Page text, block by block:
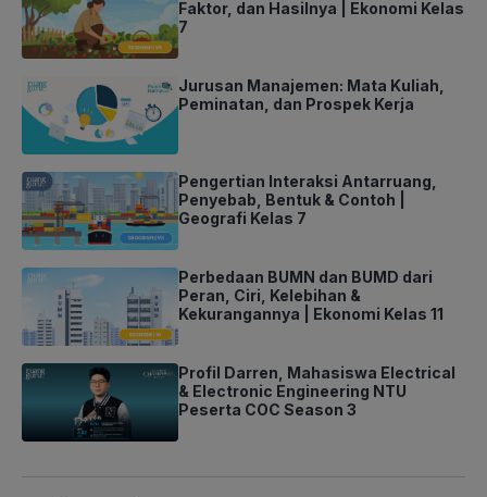
Faktor, dan Hasilnya | Ekonomi Kelas
7
Jurusan Manajemen: Mata Kuliah,
Peminatan, dan Prospek Kerja
Pengertian Interaksi Antarruang,
Penyebab, Bentuk & Contoh |
Geografi Kelas 7
Perbedaan BUMN dan BUMD dari
Peran, Ciri, Kelebihan &
Kekurangannya | Ekonomi Kelas 11
Profil Darren, Mahasiswa Electrical
& Electronic Engineering NTU
Peserta COC Season 3